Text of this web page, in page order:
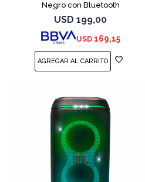
Negro con Bluetooth
USD 199,00
USD 169,15